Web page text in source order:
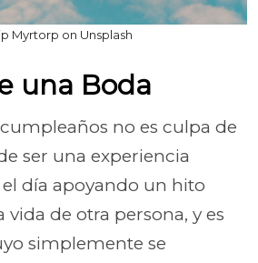
Myrtorp on Unsplash
una Boda
no es culpa de
ser una experiencia
el día apoyando un hito
de otra persona, y es
simplemente se